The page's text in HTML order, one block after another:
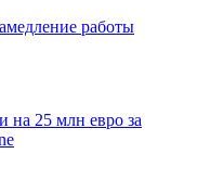
работы
25 млн евро за